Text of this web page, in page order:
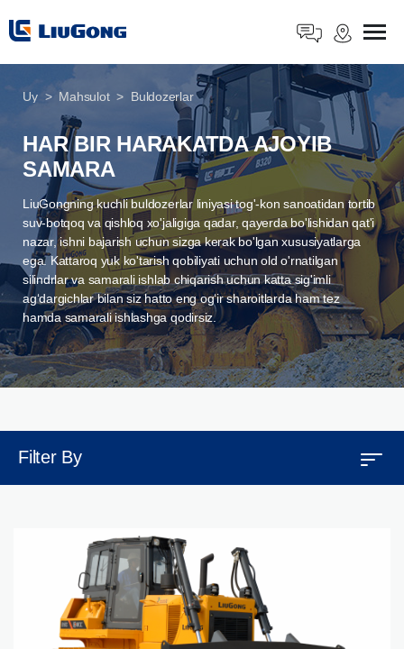
Uy Mahsulot Buldozerlar
HAR BIR HARAKATDA AJOYIB
SAMARA
LiuGongning kuchli buldozerlar liniyasi tog'-kon sanoatidan tortib
suv-botqoq va qishloq xo'jaligiga qadar, qayerda bo'lishidan qat'i
nazar, ishni bajarish uchun sizga kerak bo'lgan xususiyatlarga
ega. Kattaroq yuk ko'tarish qobiliyati uchun old o'rnatilgan
silindrlar va samarali ishlab chiqarish uchun katta sig'imli
agʻdargichlar bilan siz hatto eng ogʻir sharoitlarda ham tez
hamda samarali ishlashga qodirsiz.
Filter By